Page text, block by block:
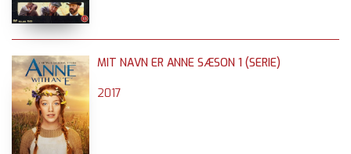
MIT NAVN ER ANNE SÆSON 1 (SERIE)
2017